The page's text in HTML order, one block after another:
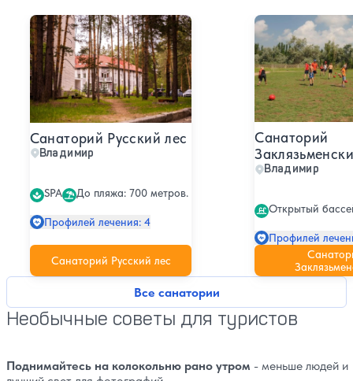
Все санатории
Санаторий Русский лес
Владимир
SPA До пляжа: 700 метров.
Профилей лечения: 4
Санаторий Русский лес
Санаторий Русский лес
Санаторий
Владимир
Открытый
Профилей
Санаторий
Необычные советы для туристов
Поднимайтесь на колокольню рано утром - меньше людей и